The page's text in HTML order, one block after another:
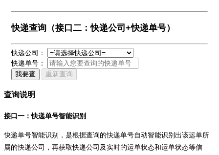
快递查询（接口二：快递公司+快递单号）
快递公司：
快递单号：
我要查
重新查询
查询说明
接口一：快递单号智能识别
快递单号智能识别，是根据查询的快递单号自动智能识别出该运单所
属的快递公司，再获取快递公司及实时的运单状态和运单状态等信